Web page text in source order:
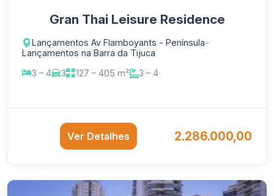
Gran Thai Leisure Residence
Lançamentos Av Flamboyants - Península-
Lançamentos na Barra da Tijuca
3 – 4
3 127 – 405 m² 3 – 4
Ver Detalhes 2.286.000,00